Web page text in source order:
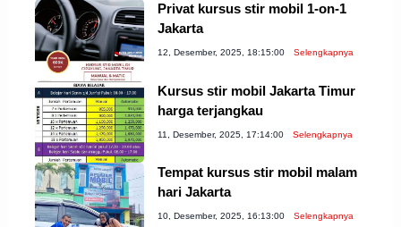
Privat kursus stir mobil 1-on-1
Jakarta
12, Desember, 2025, 18:15:00 Selengkapnya
Kursus stir mobil Jakarta Timur
harga terjangkau
11, Desember, 2025, 17:14:00 Selengkapnya
Tempat kursus stir mobil malam
hari Jakarta
10, Desember, 2025, 16:13:00 Selengkapnya